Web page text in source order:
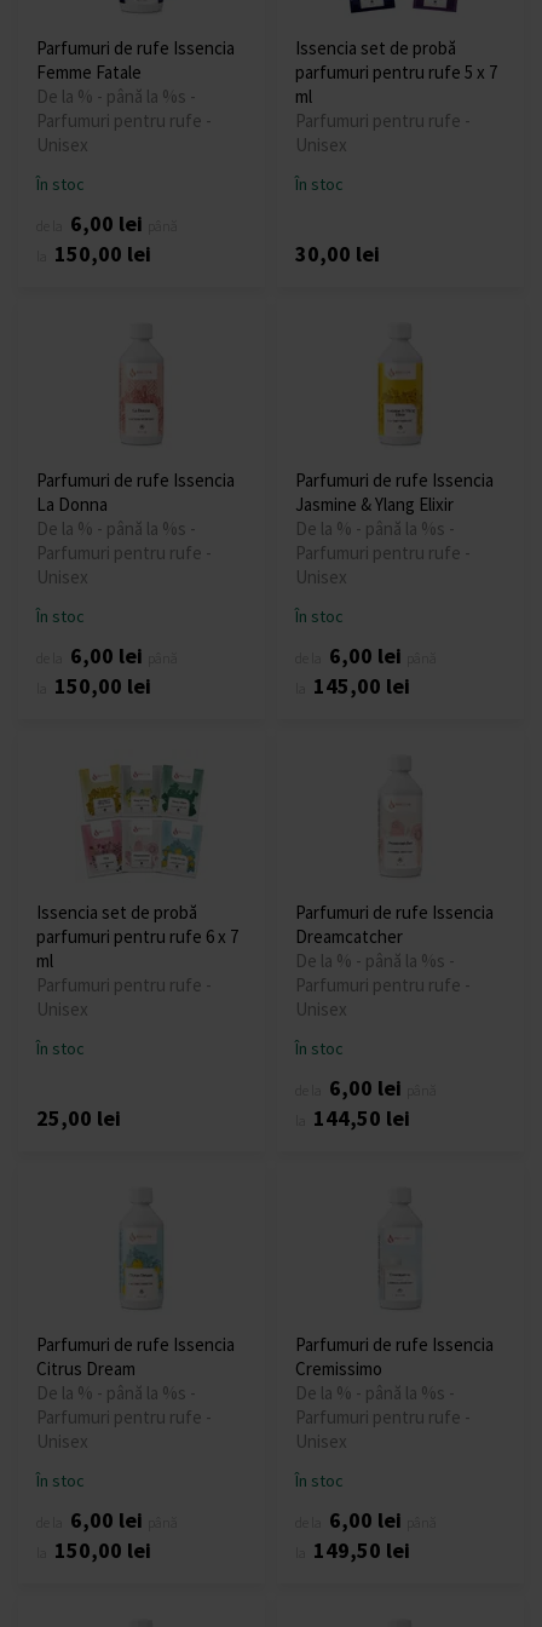
Parfumuri de rufe Issencia
Femme Fatale
De la % - până la %s -
Parfumuri pentru rufe -
Unisex
În stoc
6,00 lei
150,00 lei
Issencia set de probă
parfumuri pentru rufe 5 x 7
ml
Parfumuri pentru rufe -
Unisex
În stoc
30,00 lei
Parfumuri de rufe Issencia
La Donna
De la % - până la %s -
Parfumuri pentru rufe -
Unisex
În stoc
6,00 lei
150,00 lei
Parfumuri de rufe Issencia
Jasmine & Ylang Elixir
De la % - până la %s -
Parfumuri pentru rufe -
Unisex
În stoc
6,00 lei
145,00 lei
Issencia set de probă
parfumuri pentru rufe 6 x 7
ml
Parfumuri pentru rufe -
Unisex
În stoc
25,00 lei
Parfumuri de rufe Issencia
Dreamcatcher
De la % - până la %s -
Parfumuri pentru rufe -
Unisex
În stoc
6,00 lei
144,50 lei
Parfumuri de rufe Issencia
Citrus Dream
De la % - până la %s -
Parfumuri pentru rufe -
Unisex
În stoc
6,00 lei
150,00 lei
Parfumuri de rufe Issencia
Cremissimo
De la % - până la %s -
Parfumuri pentru rufe -
Unisex
În stoc
6,00 lei
149,50 lei